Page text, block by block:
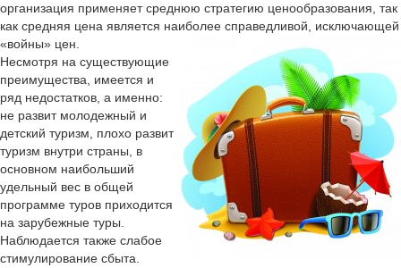
организация применяет среднюю стратегию ценообразования, так
как средняя цена является наиболее справедливой, исключающей
«войны» цен.
Несмотря на существующие
преимущества, имеется и
ряд недостатков, а именно:
не развит молодежный и
детский туризм, плохо развит
туризм внутри страны, в
основном наибольший
удельный вес в общей
программе туров приходится
на зарубежные туры.
Наблюдается также слабое
стимулирование сбыта.